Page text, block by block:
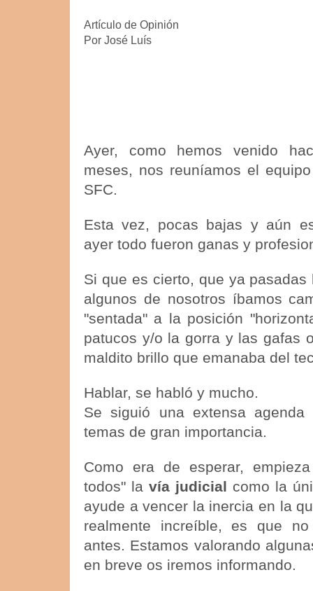
Artículo de Opinión
Por José Luís
Ayer, como hemos venido
meses, nos reuníamos el
SFC.
Esta vez, pocas bajas y aún
ayer todo fueron ganas y
Si que es cierto, que ya
algunos de nosotros íbamos
"sentada" a la posición
patucos y/o la gorra y las gafas
maldito brillo que emanaba del
Hablar, se habló y mucho.
Se siguió una extensa
temas de gran importancia.
Como era de esperar,
todos" la vía judicial como la
ayude a vencer la inercia en la
realmente increíble, es que
antes. Estamos valorando
en breve os iremos informando.